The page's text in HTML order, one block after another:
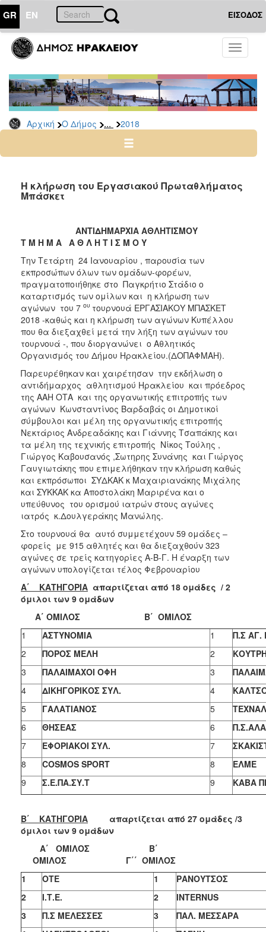
GR EN ΕΙΣΟΔΟΣ
Toggle
Αρχική Ο Δήμος ... 2018
ΔΗΜΟΣ
Δελτία
Τύπου
Αρχείο
2026
2024
2022
2019
2018
2017
2016
2015
2013
2012
2011
2010
2006
ΤΟΠΟΣ
ΠΟΛΙΤΙΣΜΟΣ
ΑΝΘΕΚΤΙΚΗ
ΠΟΛΗ
Η κλήρωση του Εργασιακού Πρωταθλήματος
Μπάσκετ
ΑΝΤΙΔΗΜΑΡΧΙΑ ΑΘΛΗΤΙΣΜΟΥ
Τ Μ Η Μ Α Α Θ Λ Η Τ Ι Σ Μ Ο Υ
Την Τετάρτη 24 Ιανουαρίου , παρουσία των
εκπροσώπων όλων των ομάδων-φορέων,
πραγματοποιήθηκε στο Παγκρήτιο Στάδιο ο
καταρτισμός των ομίλων και η κλήρωση των
αγώνων του 7 ου τουρνουά ΕΡΓΑΣΙΑΚΟΥ ΜΠΑΣΚΕΤ
2018 -καθώς και η κλήρωση των αγώνων Κυπέλλου
που θα διεξαχθεί μετά την λήξη των αγώνων του
τουρνουά -, που διοργανώνει ο Αθλητικός
Οργανισμός του Δήμου Ηρακλείου.(ΔΟΠΑΦΜΑΗ).
Παρευρέθηκαν και χαιρέτησαν την εκδήλωση ο
αντιδήμαρχος αθλητισμού Ηρακλείου και πρόεδρος
της ΑΑΗ ΟΤΑ και της οργανωτικής επιτροπής των
αγώνων Κωνσταντίνος Βαρδαβάς οι Δημοτικοί
σύμβουλοι και μέλη της οργανωτικής επιτροπής
Νεκτάριος Ανδρεαδάκης και Γιάννης Τσαπάκης και
τα μέλη της τεχνικής επιτροπής Νίκος Τούλης ,
Γιώργος Καβουσανός ,Σωτηρης Συνάνης και Γιώργος
Γαυγιωτάκης που επιμελήθηκαν την κλήρωση καθώς
και εκπρόσωποι ΣΥΔΚΑΚ κ Μαχαιριανάκης Μιχάλης
και ΣΥΚΚΑΚ κα Αποστολάκη Μαριρένα και ο
υπεύθυνος του ορισμού ιατρών στους αγώνες
ιατρός κ.Δουλγεράκης Μανώλης.
Στο τουρνουά θα αυτό συμμετέχουν 59 ομάδες –
φορείς με 915 αθλητές και θα διεξαχθούν 323
αγώνες σε τρείς κατηγορίες Α-Β-Γ. Η έναρξη των
αγώνων υπολογίζεται τέλος Φεβρουαρίου
Α΄ ΚΑΤΗΓΟΡΙΑ απαρτίζεται από 18 ομάδες / 2
όμιλοι των 9 ομάδων
Α΄ ΟΜΙΛΟΣ Β΄ ΟΜΙΛΟΣ
1
ΑΣΤΥΝΟΜΙΑ 1
Π.Σ
2
ΠΟΡΟΣ ΜΕΛΗ 2
3
ΠΑΛΑΙΜΑΧΟΙ ΟΦΗ 3
4
ΔΙΚΗΓΟΡΙΚΟΣ ΣΥΛ. 4
5
ΓΑΛΑΤΙΑΝΟΣ 5
6
ΘΗΣΕΑΣ 6
7
ΕΦΟΡΙΑΚΟΙ ΣΥΛ. 7
8
COSMOS SPORT 8
ΕΛΜΕ
9
Σ.Ε.ΠΑ.ΣΥ.Τ 9 ΚΑΒΑ
Β΄ ΚΑΤΗΓΟΡΙΑ
απαρτίζεται από 27 ομάδες /3
όμιλοι των 9 ομάδων
Α΄ ΟΜΙΛΟΣ Β΄
ΟΜΙΛΟΣ Γ΄΄ ΟΜΙΛΟΣ
1
ΟΤΕ 1
ΡΑΝΟΥΤΣΟΣ
2
Ι.Τ.Ε. 2
INTERNUS
3
Π.Σ ΜΕΛΕΣΣΕΣ 3
ΠΑΛ. ΜΕΣΣΑΡΑ